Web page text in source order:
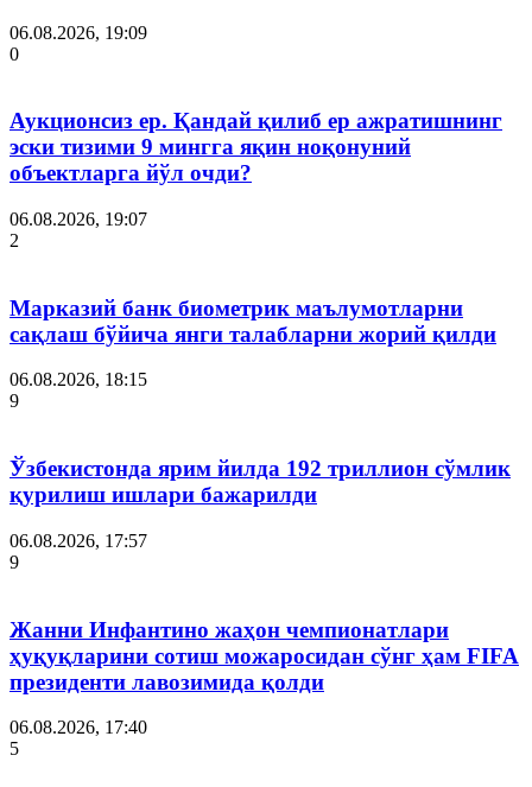
06.08.2026, 19:09
0
Аукционсиз ер. Қандай қилиб ер ажратишнинг
эски тизими 9 мингга яқин ноқонуний
объектларга йўл очди?
06.08.2026, 19:07
2
Марказий банк биометрик маълумотларни
сақлаш бўйича янги талабларни жорий қилди
06.08.2026, 18:15
9
Ўзбекистонда ярим йилда 192 триллион сўмлик
қурилиш ишлари бажарилди
06.08.2026, 17:57
9
Жанни Инфантино жаҳон чемпионатлари
ҳуқуқларини сотиш можаросидан сўнг ҳам FIFA
президенти лавозимида қолди
06.08.2026, 17:40
5